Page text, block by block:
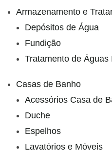
Armazenamento e
Depósitos de Água
Fundição
Tratamento de Águas
Casas de Banho
Acessórios Casa de
Duche
Espelhos
Lavatórios e Móveis